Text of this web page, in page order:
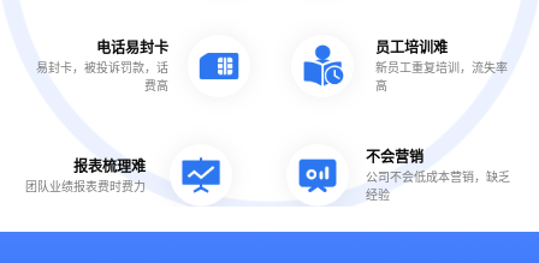
电话易封卡
易封卡，被投诉罚款，话
费高
报表梳理难
团队业绩报表费时费力
员工培训难
新员工重复培训，流失率
高
不会营销
公司不会低成本营销，缺乏
经验